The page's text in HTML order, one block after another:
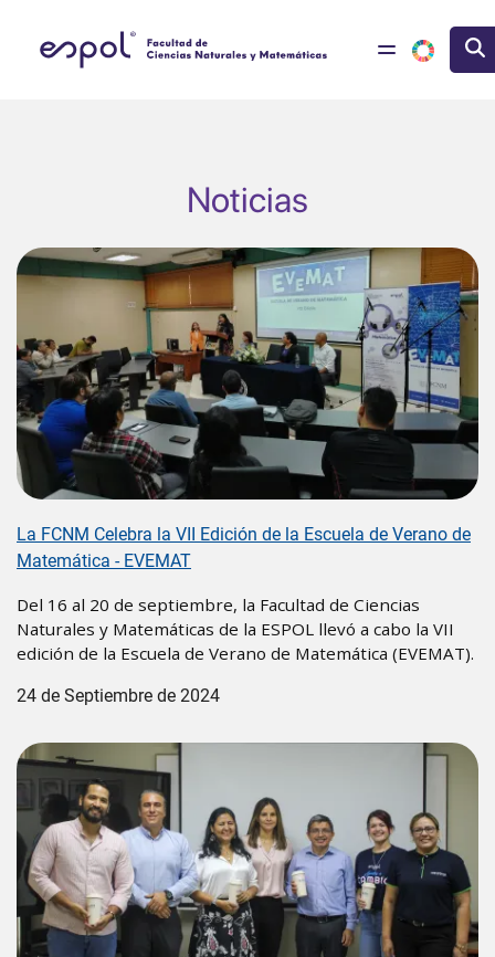
Noticias
Image
La FCNM Celebra la VII Edición de la Escuela de Verano de
Matemática - EVEMAT
Del 16 al 20 de septiembre, la Facultad de Ciencias
Naturales y Matemáticas de la ESPOL llevó a cabo la VII
edición de la Escuela de Verano de Matemática (EVEMAT).
24 de Septiembre de 2024
Image